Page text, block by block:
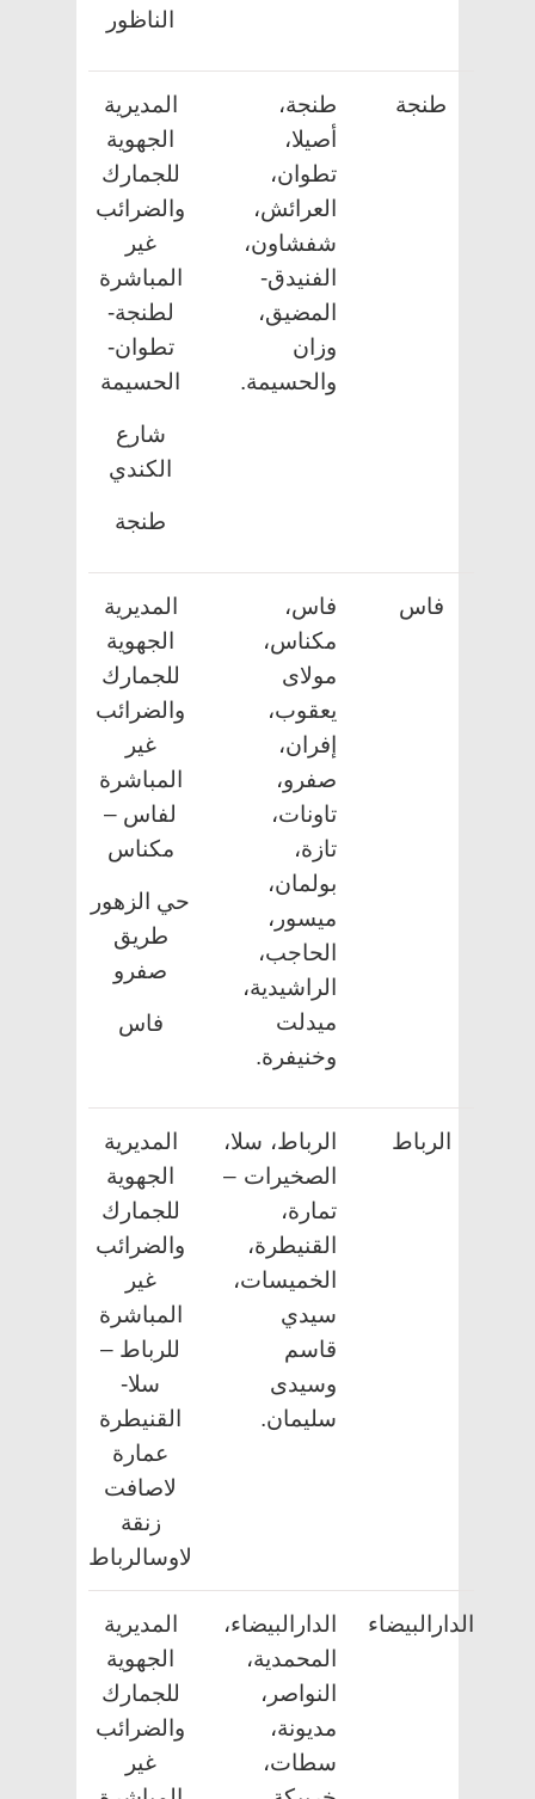
الناظور
المديرية
الجهوية
للجمارك
والضرائب
غير
المباشرة
لطنجة-
تطوان-
الحسيمة
شارع
الكندي
طنجة
طنجة،
أصيلا،
تطوان،
العرائش،
شفشاون،
الفنيدق-
المضيق،
وزان
والحسيمة.
طنجة
المديرية
الجهوية
للجمارك
والضرائب
غير
المباشرة
لفاس –
مكناس
حي الزهور
طريق
صفرو
فاس
فاس،
مكناس،
مولاى
يعقوب،
إفران،
صفرو،
تاونات،
تازة،
بولمان،
ميسور،
الحاجب،
الراشيدية،
ميدلت
وخنيفرة.
فاس
المديرية
الجهوية
للجمارك
والضرائب
غير
المباشرة
للرباط –
سلا-
القنيطرة
عمارة
لاصافت
زنقة
لاوسالرباط
الرباط، سلا،
الصخيرات –
تمارة،
القنيطرة،
الخميسات،
سيدي
قاسم
وسيدى
سليمان.
الرباط
المديرية
الجهوية
للجمارك
والضرائب
غير
الدارالبيضاء،
المحمدية،
النواصر،
مديونة،
سطات،
الدارالبيضاء